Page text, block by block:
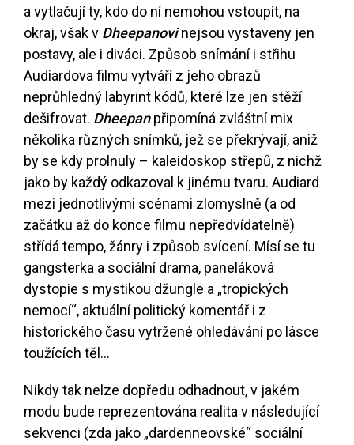
a vytlačují ty, kdo do ní nemohou vstoupit, na
okraj, však v Dheepanovinejsou vystaveny jen
postavy, ale i diváci. Způsob snímání i střihu
Audiardova filmu vytváří z jeho obrazů
neprůhledný labyrint kódů, které lze jen stěží
dešifrovat. Dheepanpřipomíná zvláštní mix
několika různých snímků, jež se překrývají, aniž
by se kdy prolnuly – kaleidoskop střepů, z nichž
jako by každý odkazoval k jinému tvaru. Audiard
mezi jednotlivými scénami zlomyslně (a od
začátku až do konce filmu nepředvídatelně)
střídá tempo, žánry i způsob svícení. Mísí se tu
gangsterka a sociální drama, paneláková
dystopie s mystikou džungle a „tropických
nemocí“, aktuální politický komentář i z
historického času vytržené ohledávání po lásce
toužících těl...
Nikdy tak nelze dopředu odhadnout, v jakém
modu bude reprezentována realita v následující
sekvenci (zda jako „dardenneovské“ sociální